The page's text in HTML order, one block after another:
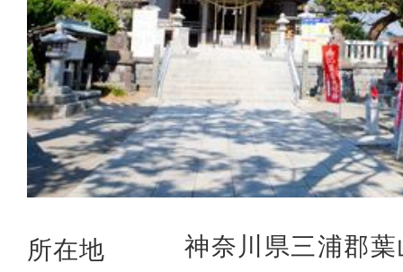
所在地
神奈川県三浦郡